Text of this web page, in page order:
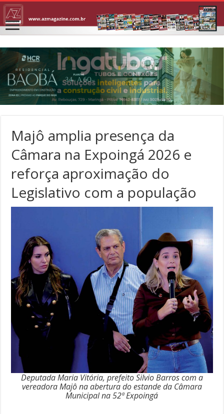
Majô amplia presença da
Câmara na Expoingá 2026 e
reforça aproximação do
Legislativo com a população
Deputada Maria Vitória, prefeito Silvio Barros com a
vereadora Majô na abertura do estande da Câmara
Municipal na 52ª Expoingá